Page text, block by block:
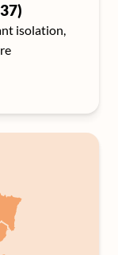
isolation,